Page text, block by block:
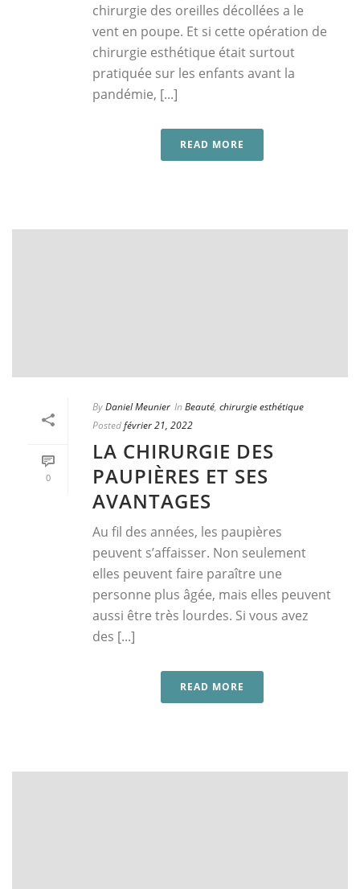
chirurgie des oreilles décollées a le
vent en poupe. Et si cette opération de
chirurgie esthétique était surtout
pratiquée sur les enfants avant la
pandémie, [...]
READ MORE
0
ByDaniel Meunier In Beauté, chirurgie esthétique
Postedfévrier 21, 2022
LA CHIRURGIE DES
PAUPIÈRES ET SES
AVANTAGES
Au fil des années, les paupières
peuvent s’affaisser. Non seulement
elles peuvent faire paraître une
personne plus âgée, mais elles peuvent
aussi être très lourdes. Si vous avez
des [...]
READ MORE